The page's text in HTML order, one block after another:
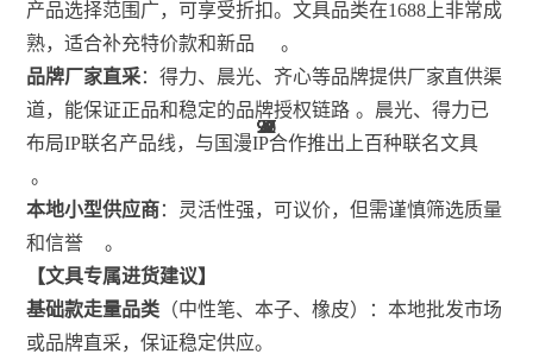
92
99
92
77
77
77
产品选择范围广，可享受折扣。文具品类在1688上非常成
熟，适合补充特价款和新品
26
。
品牌厂家直采：得力、晨光、齐心等品牌提供厂家直供渠
道，能保证正品和稳定的品牌授权链路 。晨光、得力已
布局IP联名产品线，与国漫IP合作推出上百种联名文具
92
。
本地小型供应商：灵活性强，可议价，但需谨慎筛选质量
和信誉
5
。
【文具专属进货建议】
基础款走量品类 （中性笔、本子、橡皮）：本地批发市场
或品牌直采，保证稳定供应。
77
92
31
92